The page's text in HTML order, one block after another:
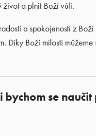
život a plnit Boží vůli.
a spokojeností z
Díky Boží milosti
bychom se